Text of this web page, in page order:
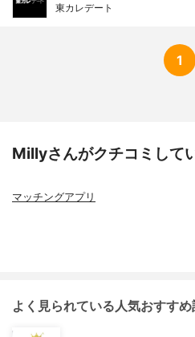
東カレデート
1
Millyさんがクチコミして
マッチングアプリ
よく見られている人気おすす